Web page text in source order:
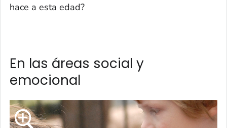
hace a esta edad?
En las áreas social y
emocional